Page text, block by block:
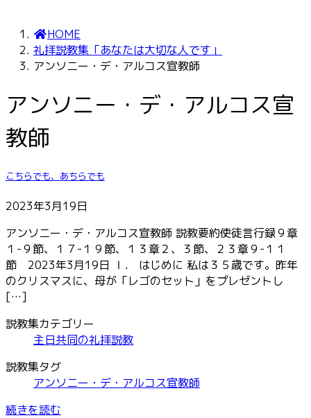
HOME
礼拝説教集「あなたは大切な人です」
アンソニー・デ・アルコス宣教師
アンソニー・デ・アルコス宣
教師
こちらでも、あちらでも
2023年3月19日
アンソニー・デ・アルコス宣教師 説教要約使徒言行録９章
１-９節、１７-１９節、１３章２、３節、２３章９-１１
節 2023年3月19日 Ⅰ． はじめに 私は３５歳です。昨年
のクリスマスに、母が「レゴのセット」をプレゼントし
[…]
説教集カテゴリー
主日共同の礼拝説教
説教集タグ
アンソニー・デ・アルコス宣教師
続きを読む